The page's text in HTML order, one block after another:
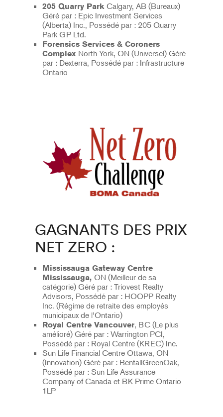
205 Quarry Park Calgary, AB (Bureaux)
Géré par : Epic Investment Services
(Alberta) Inc., Possédé par : 205 Quarry
Park GP Ltd.
Forensics Services & Coroners
Complex North York, ON (Universel) Géré
par : Dexterra, Possédé par : Infrastructure
Ontario
GAGNANTS DES PRIX
NET ZERO :
Mississauga Gateway Centre
Mississauga, ON (Meilleur de sa
catégorie) Géré par : Triovest Realty
Advisors, Possédé par : HOOPP Realty
Inc. (Régime de retraite des employés
municipaux de l’Ontario)
Royal Centre Vancouver, BC (Le plus
amélioré) Géré par : Warrington PCI,
Possédé par : Royal Centre (KREC) Inc.
Sun Life Financial Centre Ottawa, ON
(Innovation) Géré par : BentallGreenOak,
Possédé par : Sun Life Assurance
Company of Canada et BK Prime Ontario
1LP